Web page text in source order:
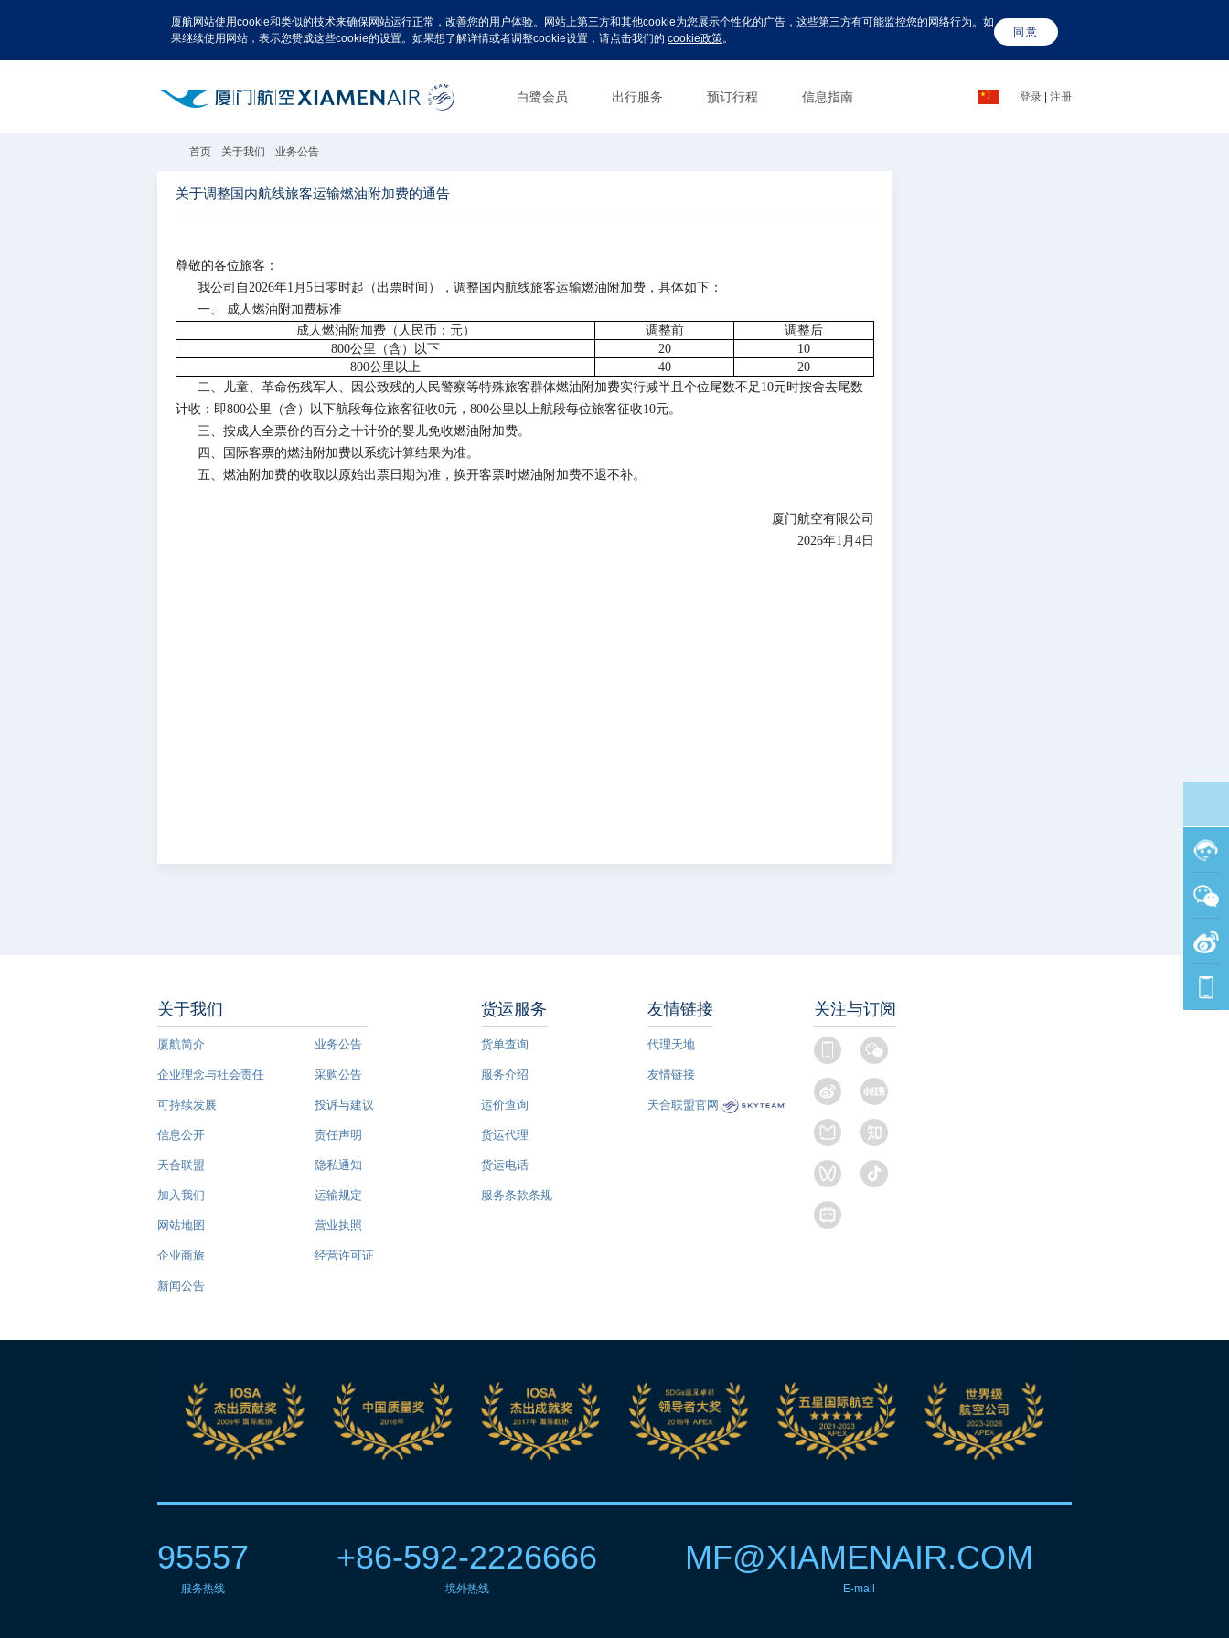
厦航网站使用cookie和类似的技术来确保网站运行正常，改善您的用户体验。网站上第三方和其他cookie为您展示个性化的广告，这些第三方有可能监控您的网络行为。如
果继续使用网站，表示您赞成这些cookie的设置。如果想了解详情或者调整cookie设置，请点击我们的 cookie政策。
同意
白鹭会员 出行服务 预订行程 信息指南 登录 注册
首页 关于我们 业务公告
关于调整国内航线旅客运输燃油附加费的通告
尊敬的各位旅客：
我公司自2026年1月5日零时起（出票时间），调整国内航线旅客运输燃油附加费，具体如下：
一、 成人燃油附加费标准
成人燃油附加费（人民币：元）
调整前
调整后
800公里（含）以下
20
10
800公里以上
40
20
二、儿童、革命伤残军人、因公致残的人民警察等特殊旅客群体燃油附加费实行减半且个位尾数不足10元时按舍去尾数
计收：即800公里（含）以下航段每位旅客征收0元，800公里以上航段每位旅客征收10元。
三、按成人全票价的百分之十计价的婴儿免收燃油附加费。
四、国际客票的燃油附加费以系统计算结果为准。
五、燃油附加费的收取以原始出票日期为准，换开客票时燃油附加费不退不补。
厦门航空有限公司
2026年1月4日
关于我们
厦航简介
企业理念与社会责任
可持续发展
信息公开
天合联盟
加入我们
网站地图
企业商旅
新闻公告
业务公告
采购公告
投诉与建议
责任声明
隐私通知
运输规定
营业执照
经营许可证
货运服务
货单查询
服务介绍
运价查询
货运代理
货运电话
服务条款条规
友情链接
代理天地
友情链接
天合联盟官网
关注与订阅
95557
服务热线
+86-592-2226666
境外热线
MF@XIAMENAIR.COM
E-mail